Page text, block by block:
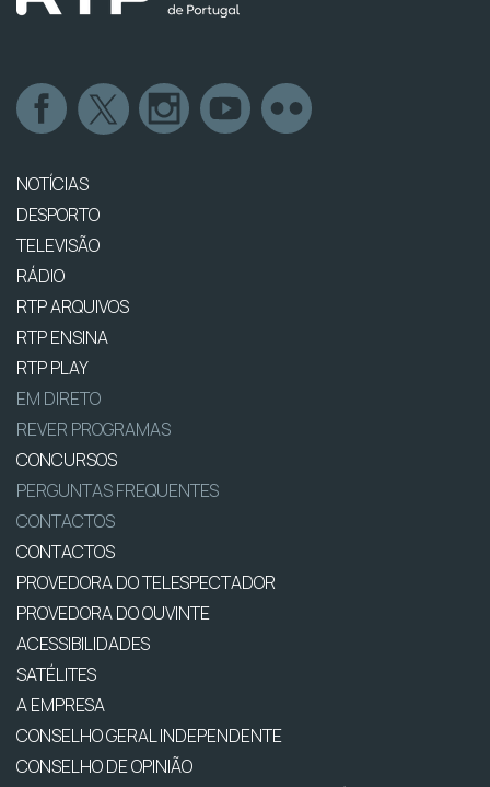
NOTÍCIAS
DESPORTO
TELEVISÃO
RÁDIO
RTP ARQUIVOS
RTP ENSINA
RTP PLAY
EM DIRETO
REVER PROGRAMAS
CONCURSOS
PERGUNTAS FREQUENTES
CONTACTOS
CONTACTOS
PROVEDORA DO TELESPECTADOR
PROVEDORA DO OUVINTE
ACESSIBILIDADES
SATÉLITES
A EMPRESA
CONSELHO GERAL INDEPENDENTE
CONSELHO DE OPINIÃO